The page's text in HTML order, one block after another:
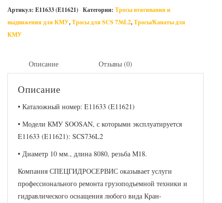
Артикул: E11633 (E11621) Категории: Тросы втягивания и
выдвижения для КМУ,Тросы для SCS 736L2,Тросы/Канаты для
КМУ
Описание Отзывы (0)
Описание
• Каталожный номер: E11633 (E11621)
• Модели КМУ SOOSAN, с которыми эксплуатируется
E11633 (E11621): SCS736L2
• Диаметр 10 мм., длина 8080, резьба M18.
Компания СПЕЦГИДРОСЕРВИС оказывает услуги
профессионального ремонта грузоподъемной техники и
гидравлического оснащения любого вида Кран-